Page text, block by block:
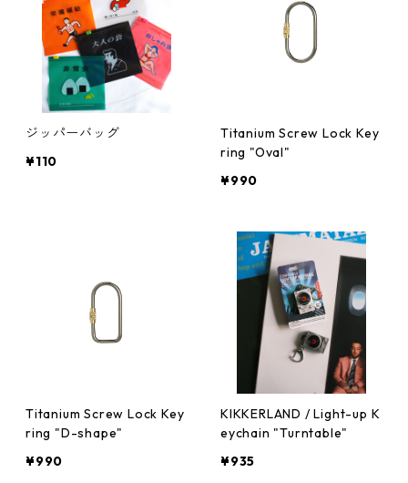
ジッパーバッグ
¥110
Titanium Screw Lock Key
ring "Oval"
¥990
Titanium Screw Lock Key
ring "D-shape"
¥990
KIKKERLAND / Light-up K
eychain "Turntable"
¥935